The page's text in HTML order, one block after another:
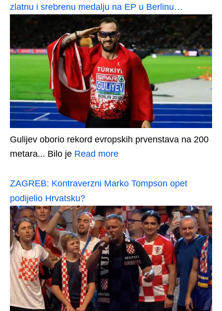
zlatnu i srebrenu medalju na EP u Berlinu…
Gulijev oborio rekord evropskih prvenstava na 200
metara... Bilo je Read more
ZAGREB: Kontraverzni Marko Tompson opet
podijelio Hrvatsku?